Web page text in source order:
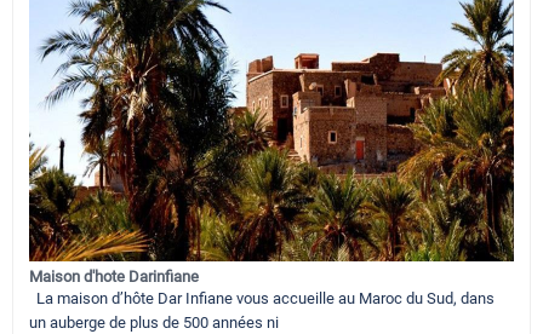
Maison d'hote Darinfiane
La maison d’hôte Dar Infiane vous accueille au Maroc du Sud, dans
un auberge de plus de 500 années ni